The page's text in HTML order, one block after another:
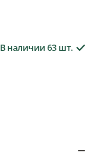
В наличии 63 шт.